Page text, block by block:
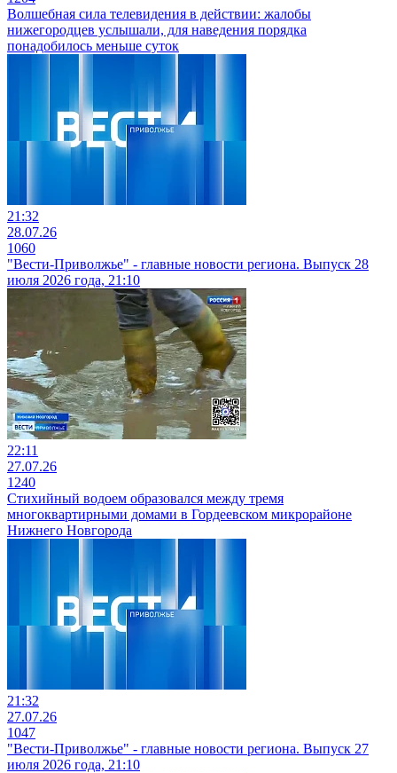
Волшебная сила телевидения в действии: жалобы
нижегородцев услышали, для наведения порядка
понадобилось меньше суток
21:32
28.07.26
1060
"Вести-Приволжье" - главные новости региона. Выпуск 28
июля 2026 года, 21:10
22:11
27.07.26
1240
Стихийный водоем образовался между тремя
многоквартирными домами в Гордеевском микрорайоне
Нижнего Новгорода
21:32
27.07.26
1047
"Вести-Приволжье" - главные новости региона. Выпуск 27
июля 2026 года, 21:10